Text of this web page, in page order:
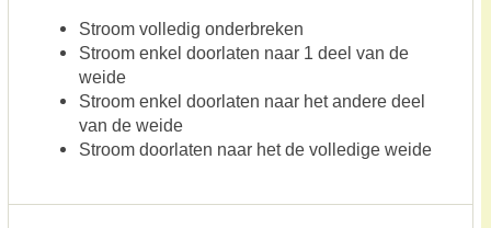
Stroom volledig onderbreken
Stroom enkel doorlaten naar 1 deel van de
weide
Stroom enkel doorlaten naar het andere deel
van de weide
Stroom doorlaten naar het de volledige weide